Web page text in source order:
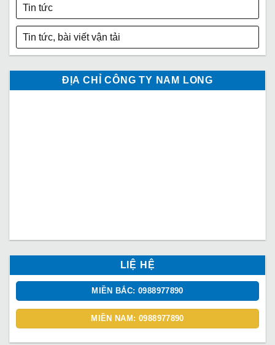
Tin tức
Tin tức, bài viết vận tải
ĐỊA CHỈ CÔNG TY NAM LONG
LIỆ HỆ
MIỀN BẮC: 0988977890
MIỀN NAM: 0988977890